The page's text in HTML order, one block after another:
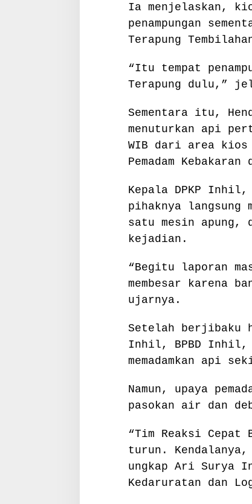
M
l
a
r
a
Ia menjelaskan,
penampungan
Terapung
“Itu tempat
Terapung dulu,”
Sementara itu,
menuturkan api
WIB dari area kios
Pemadam
Kepala DPKP
pihaknya langsung
satu mesin
kejadian.
“Begitu laporan
membesar karena
ujarnya.
Setelah berjibaku
Inhil, BPBD Inhil,
memadamkan api
Namun, upaya
pasokan air dan
“Tim Reaksi
turun.
ungkap Ari Surya
Kedaruratan dan